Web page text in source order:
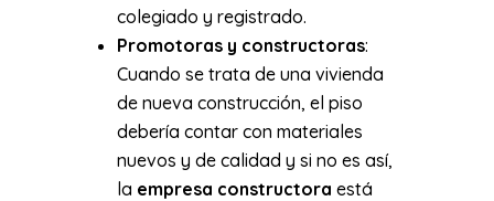
colegiado y registrado.
Promotoras y constructoras:
Cuando se trata de una vivienda
de nueva construcción, el piso
debería contar con materiales
nuevos y de calidad y si no es así,
la empresa constructora está